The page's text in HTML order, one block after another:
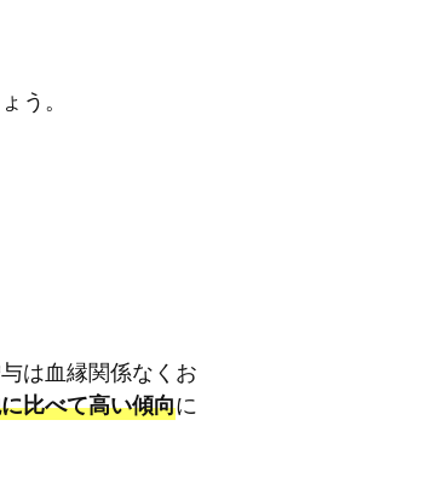
う。
は血縁関係なくお
比べて高い傾向に